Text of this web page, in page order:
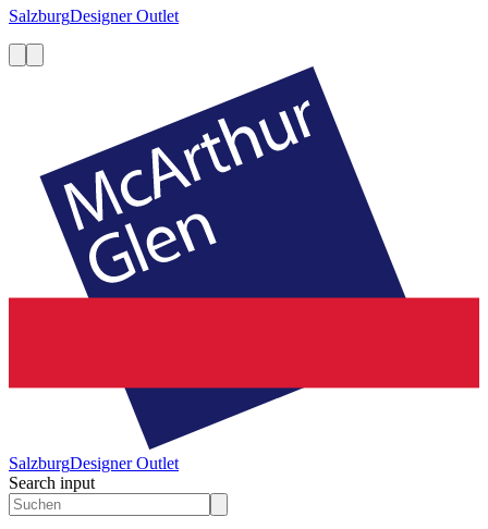
SalzburgDesigner Outlet
SalzburgDesigner Outlet
Search input